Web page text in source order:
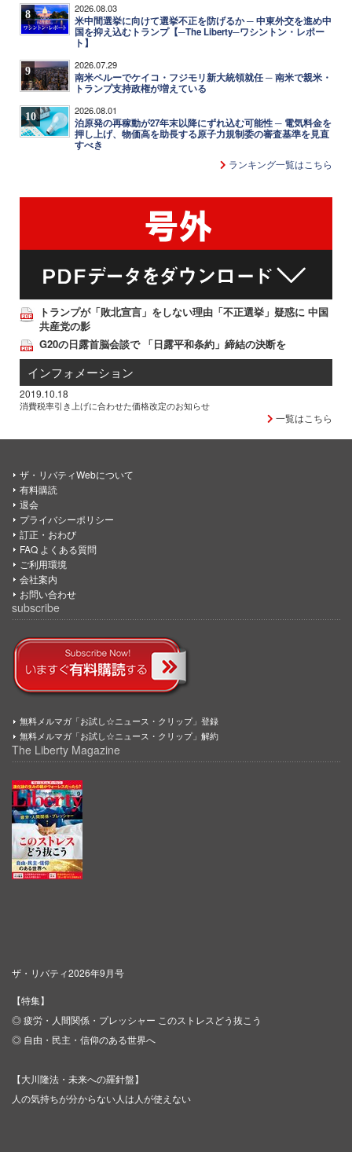
8 2026.08.03
米中間選挙に向けて選挙不正を防げるか ─ 中東外交を進め中
国を抑え込むトランプ【─The Liberty─ワシントン・レポー
ト】
9 2026.07.29
南米ペルーでケイコ・フジモリ新大統領就任 ─ 南米で親米・
トランプ支持政権が増えている
10 2026.08.01
泊原発の再稼動が27年末以降にずれ込む可能性 ─ 電気料金を
押し上げ、物価高を助長する原子力規制委の審査基準を見直
すべき
ランキング一覧はこちら
トランプが「敗北宣言」をしない理由「不正選挙」疑惑に 中国
共産党の影
G20の日露首脳会談で 「日露平和条約」締結の決断を
インフォメーション
2019.10.18
消費税率引き上げに合わせた価格改定のお知らせ
一覧はこちら
ザ・リバティWebについて
有料購読
退会
プライバシーポリシー
訂正・おわび
FAQ よくある質問
ご利用環境
会社案内
お問い合わせ
subscribe
無料メルマガ「お試し☆ニュース・クリップ」登録
無料メルマガ「お試し☆ニュース・クリップ」解約
The Liberty Magazine
ザ・リバティ2026年9月号
【特集】
◎ 疲労・人間関係・プレッシャー このストレスどう抜こう
◎ 自由・民主・信仰のある世界へ
【大川隆法・未来への羅針盤】
人の気持ちが分からない人は人が使えない